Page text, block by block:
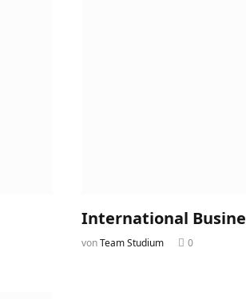
International
vonTeam Studium 0